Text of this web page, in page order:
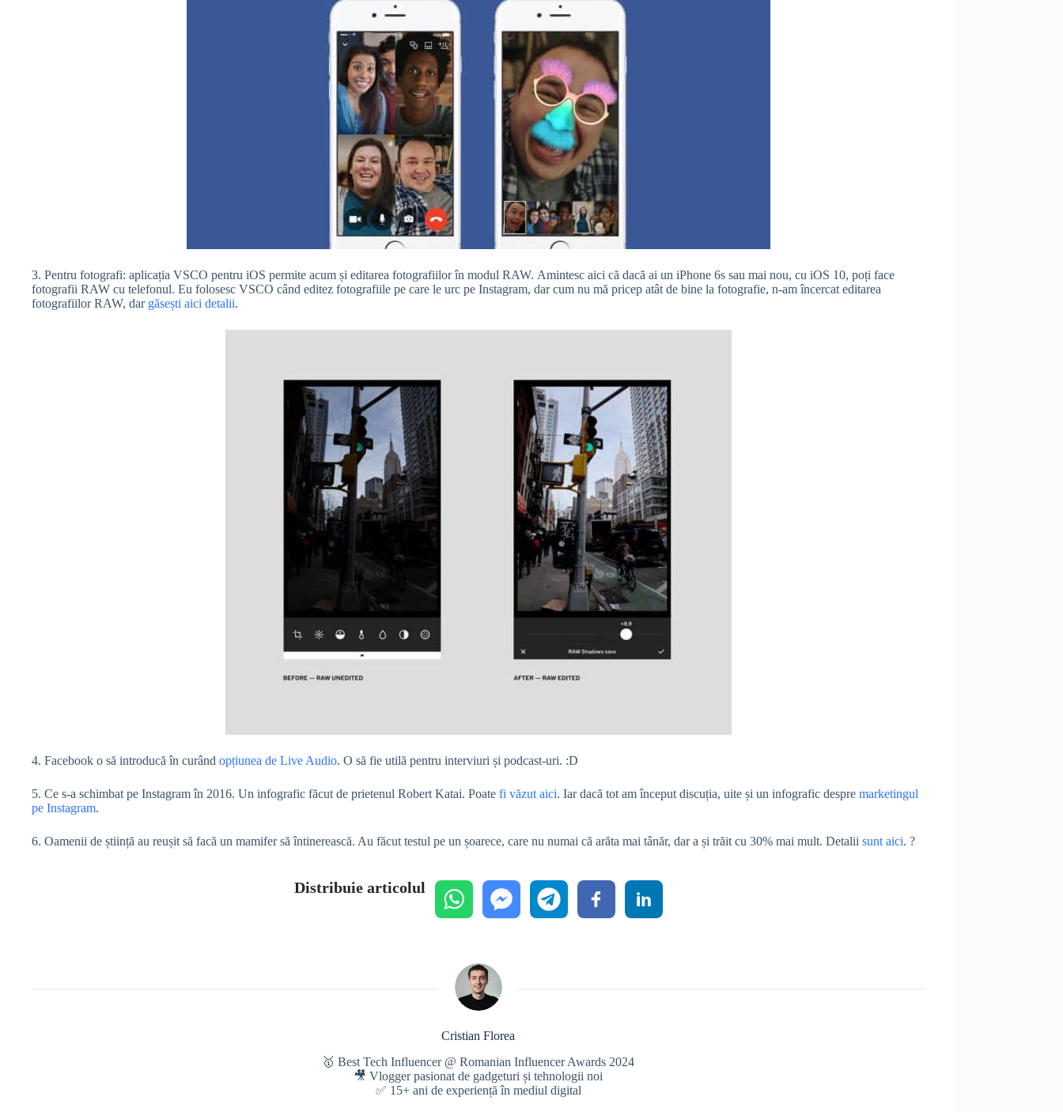
3. Pentru fotografi: aplicația VSCO pentru iOS permite acum și editarea fotografiilor în modul RAW. Amintesc aici că dacă ai un iPhone 6s sau mai nou, cu iOS 10, poți face
fotografii RAW cu telefonul. Eu folosesc VSCO când editez fotografiile pe care le urc pe Instagram, dar cum nu mă pricep atât de bine la fotografie, n-am încercat editarea
fotografiilor RAW, dar găsești aici detalii.
4. Facebook o să introducă în curând opțiunea de Live Audio. O să fie utilă pentru interviuri și podcast-uri. :D
5. Ce s-a schimbat pe Instagram în 2016. Un infografic făcut de prietenul Robert Katai. Poate fi văzut aici. Iar dacă tot am început discuția, uite și un infografic despre marketingul
pe Instagram.
6. Oamenii de știință au reușit să facă un mamifer să întinerească. Au făcut testul pe un șoarece, care nu numai că arăta mai tânăr, dar a și trăit cu 30% mai mult. Detalii sunt aici. ?
Distribuie articolul
Cristian Florea
🥇 Best Tech Influencer @ Romanian Influencer Awards 2024
🎥 Vlogger pasionat de gadgeturi și tehnologii noi
✅ 15+ ani de experiență în mediul digital